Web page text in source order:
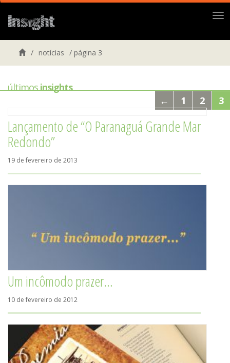
/ notícias / página 3
últimosinsights
←
1 2 3
Lançamento de “O Paranaguá Grande Mar
Redondo”
19 de fevereiro de 2013
Um incômodo prazer…
10 de fevereiro de 2012